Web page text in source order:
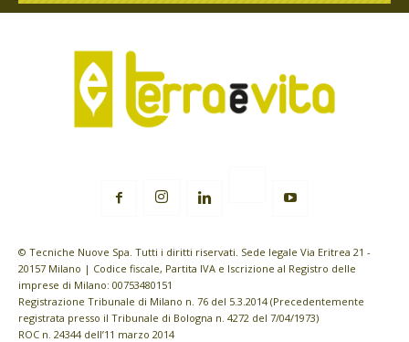
© Tecniche Nuove Spa. Tutti i diritti riservati. Sede legale Via Eritrea 21 -
20157 Milano | Codice fiscale, Partita IVA e Iscrizione al Registro delle
imprese di Milano: 00753480151
Registrazione Tribunale di Milano n. 76 del 5.3.2014 (Precedentemente
registrata presso il Tribunale di Bologna n. 4272 del 7/04/1973)
ROC n. 24344 dell’11 marzo 2014